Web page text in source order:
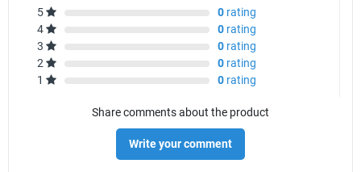
5 0 rating
4
0 rating
3
0 rating
2
0 rating
1
0 rating
Share comments about the product
Write your comment